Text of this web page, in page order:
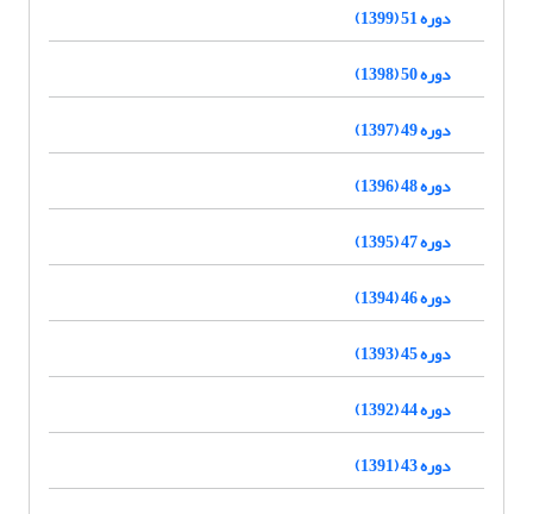
دوره 51 (1399)
دوره 50 (1398)
دوره 49 (1397)
دوره 48 (1396)
دوره 47 (1395)
دوره 46 (1394)
دوره 45 (1393)
دوره 44 (1392)
دوره 43 (1391)